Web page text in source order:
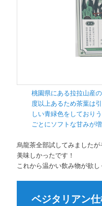
桃園県にある拉拉山産
度以上あるため茶葉は
しい青緑色をしており
ごとにソフトな甘みが
烏龍茶全部試してみました
美味しかったです！
これから温かい飲み物が欲
ベジタリアン